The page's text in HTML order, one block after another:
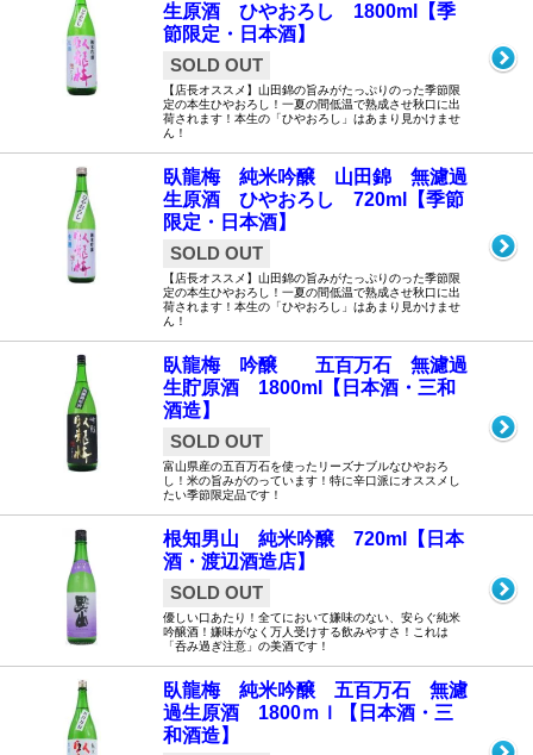
生原酒 ひやおろし 1800ml【季
節限定・日本酒】
SOLD OUT
【店長オススメ】山田錦の旨みがたっぷりのった季節限
定の本生ひやおろし！一夏の間低温で熟成させ秋口に出
荷されます！本生の「ひやおろし」はあまり見かけませ
ん！
臥龍梅 純米吟醸 山田錦 無濾過
生原酒 ひやおろし 720ml【季節
限定・日本酒】
SOLD OUT
【店長オススメ】山田錦の旨みがたっぷりのった季節限
定の本生ひやおろし！一夏の間低温で熟成させ秋口に出
荷されます！本生の「ひやおろし」はあまり見かけませ
ん！
臥龍梅 吟醸 五百万石 無濾過
生貯原酒 1800ml【日本酒・三和
酒造】
SOLD OUT
富山県産の五百万石を使ったリーズナブルなひやおろ
し！米の旨みがのっています！特に辛口派にオススメし
たい季節限定品です！
根知男山 純米吟醸 720ml【日本
酒・渡辺酒造店】
SOLD OUT
優しい口あたり！全てにおいて嫌味のない、安らぐ純米
吟醸酒！嫌味がなく万人受けする飲みやすさ！これは
「呑み過ぎ注意」の美酒です！
臥龍梅 純米吟醸 五百万石 無濾
過生原酒 1800ｍｌ【日本酒・三
和酒造】